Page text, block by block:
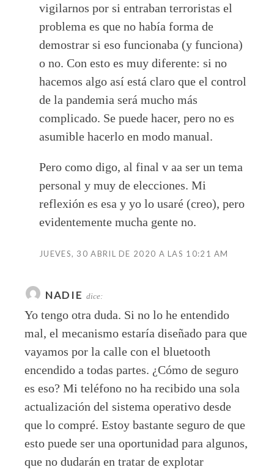
vigilarnos por si entraban terroristas el
problema es que no había forma de
demostrar si eso funcionaba (y funciona)
o no. Con esto es muy diferente: si no
hacemos algo así está claro que el control
de la pandemia será mucho más
complicado. Se puede hacer, pero no es
asumible hacerlo en modo manual.
Pero como digo, al final v aa ser un tema
personal y muy de elecciones. Mi
reflexión es esa y yo lo usaré (creo), pero
evidentemente mucha gente no.
JUEVES, 30 ABRIL DE 2020 A LAS 10:21 AM
NADIE dice:
Yo tengo otra duda. Si no lo he entendido
mal, el mecanismo estaría diseñado para que
vayamos por la calle con el bluetooth
encendido a todas partes. ¿Cómo de seguro
es eso? Mi teléfono no ha recibido una sola
actualización del sistema operativo desde
que lo compré. Estoy bastante seguro de que
esto puede ser una oportunidad para algunos,
que no dudarán en tratar de explotar